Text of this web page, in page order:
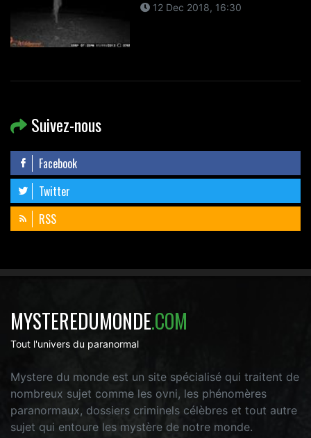
12 Dec 2018, 16:30
Suivez-nous
Facebook
Twitter
RSS
MYSTEREDUMONDE.COM
Tout l'univers du paranormal
Mystere du monde est un site spécialisé qui traitent de
nombreux sujet comme les ovni, les phénomères
paranormaux, dossiers criminels célèbres et tout autre
sujet qui entoure les mystère de notre monde.